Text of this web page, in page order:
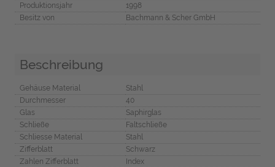
Produktionsjahr
1998
Besitz von
Bachmann & Scher GmbH
Beschreibung
Gehäuse Material
Stahl
Durchmesser
40
Glas
Saphirglas
Schließe
Faltschließe
Schliesse Material
Stahl
Zifferblatt
Schwarz
Zahlen Zifferblatt
Index